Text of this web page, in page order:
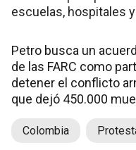
escuelas, hospitales
Petro busca un
de las FARC como
detener el conflicto
que dejó 450.000
Colombia